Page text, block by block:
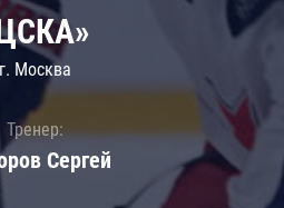
г. Москва
Тренер:
Сергей